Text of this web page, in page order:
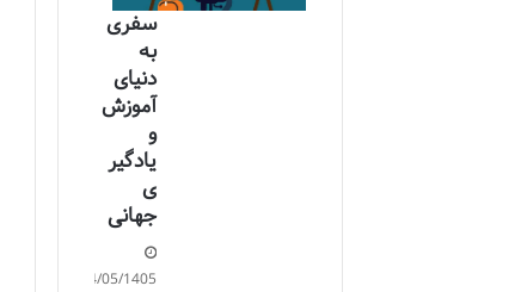
سفری
به
دنیای
آموزش
و
یادگیر
ی
جهانی
14/05/1405